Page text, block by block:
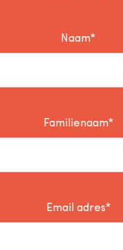
Naam*
Familienaam*
Email adres*